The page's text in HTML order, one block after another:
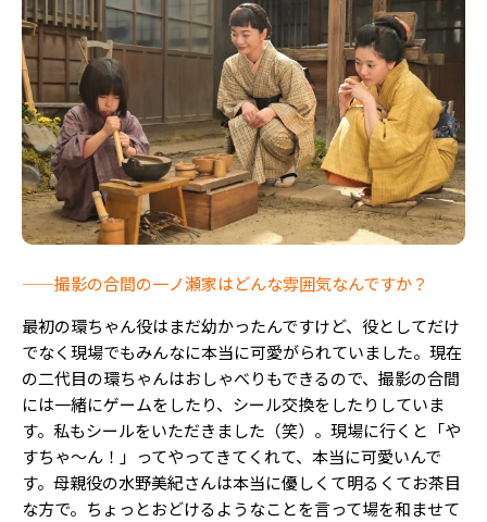
——撮影の合間の一ノ瀬家はどんな雰囲気なんですか？
最初の環ちゃん役はまだ幼かったんですけど、役としてだけ
でなく現場でもみんなに本当に可愛がられていました。現在
の二代目の環ちゃんはおしゃべりもできるので、撮影の合間
には一緒にゲームをしたり、シール交換をしたりしていま
す。私もシールをいただきました（笑）。現場に行くと「や
すちゃ〜ん！」ってやってきてくれて、本当に可愛いんで
す。母親役の水野美紀さんは本当に優しくて明るくてお茶目
な方で。ちょっとおどけるようなことを言って場を和ませて